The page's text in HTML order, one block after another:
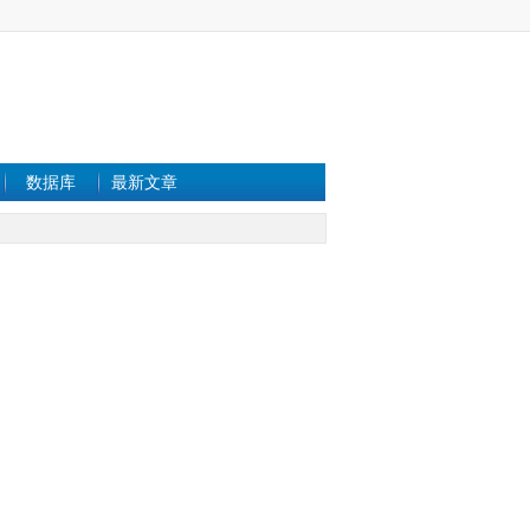
数据库 最新文章